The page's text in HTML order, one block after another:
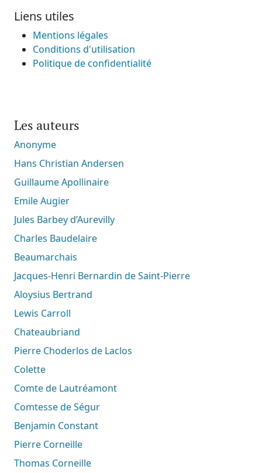
Liens utiles
Mentions légales
Conditions d'utilisation
Politique de confidentialité
Les auteurs
Anonyme
Hans Christian Andersen
Guillaume Apollinaire
Emile Augier
Jules Barbey d’Aurevilly
Charles Baudelaire
Beaumarchais
Jacques-Henri Bernardin de Saint-Pierre
Aloysius Bertrand
Lewis Carroll
Chateaubriand
Pierre Choderlos de Laclos
Colette
Comte de Lautréamont
Comtesse de Ségur
Benjamin Constant
Pierre Corneille
Thomas Corneille